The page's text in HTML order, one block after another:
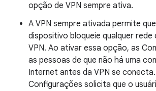
opção de VPN sempre ativa.
A VPN sempre ativada permite
dispositivo bloqueie qualquer rede
VPN. Ao ativar essa opção, as
as pessoas de que não há uma
Internet antes da VPN se
Configurações solicita que o